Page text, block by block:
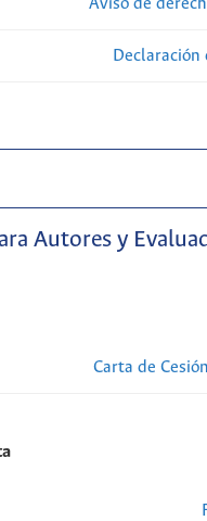
Autores y
Carta de